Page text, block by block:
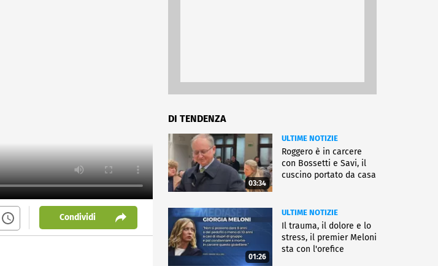
Condividi
DI TENDENZA
03:34
ULTIME NOTIZIE
Roggero è in carcere
con Bossetti e Savi, il
cuscino portato da casa
01:26
ULTIME NOTIZIE
Il trauma, il dolore e lo
stress, il premier Meloni
sta con l'orefice